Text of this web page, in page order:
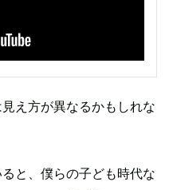
え方が異なるかもしれな
と、僕らの子ども時代な